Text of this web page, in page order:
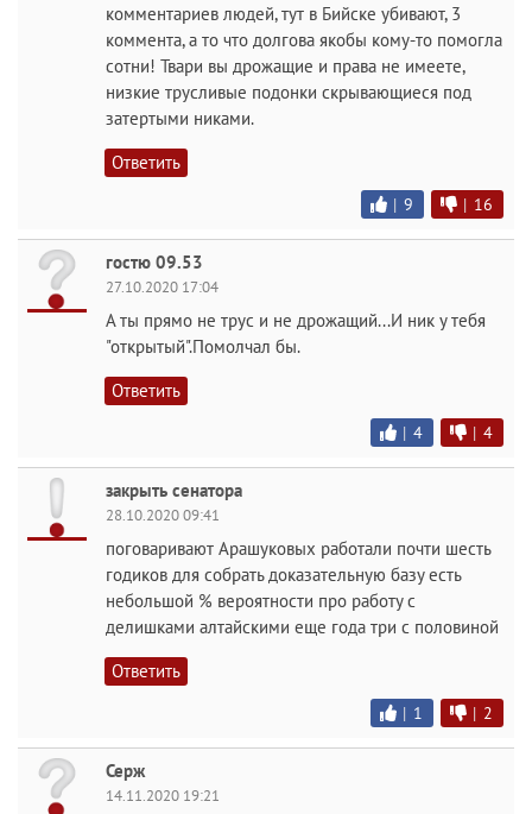
комментариев людей, тут в Бийске убивают, 3
коммента, а то что долгова якобы кому-то помогла
сотни! Твари вы дрожащие и права не имеете,
низкие трусливые подонки скрывающиеся под
затертыми никами.
Ответить
| 9 | 16
гостю 09.53
27.10.2020 17:04
А ты прямо не трус и не дрожащий...И ник у тебя
"открытый".Помолчал бы.
Ответить
| 4 | 4
закрыть сенатора
28.10.2020 09:41
поговаривают Арашуковых работали почти шесть
годиков для собрать доказательную базу есть
небольшой % вероятности про работу с
делишками алтайскими еще года три с половиной
Ответить
| 1 | 2
Серж
14.11.2020 19:21